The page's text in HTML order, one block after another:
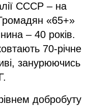
СССР – на
«65+»
– 40 років.
70-річне
занурюючись
добробуту